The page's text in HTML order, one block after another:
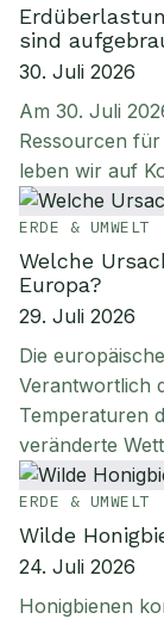
sind
30. Juli 2026
Am 30. Juli
Ressourcen
leben wir auf
ERDE & UMWELT
Welche
Europa?
29. Juli 2026
Die
Verantwortlich
Temperaturen
veränderte
ERDE & UMWELT
Wilde
24. Juli 2026
Honigbienen